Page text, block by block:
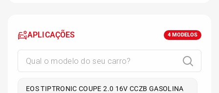
APLICAÇÕES 4 MODELOS
EOS TIPTRONIC COUPE 2.0 16V CCZB GASOLINA